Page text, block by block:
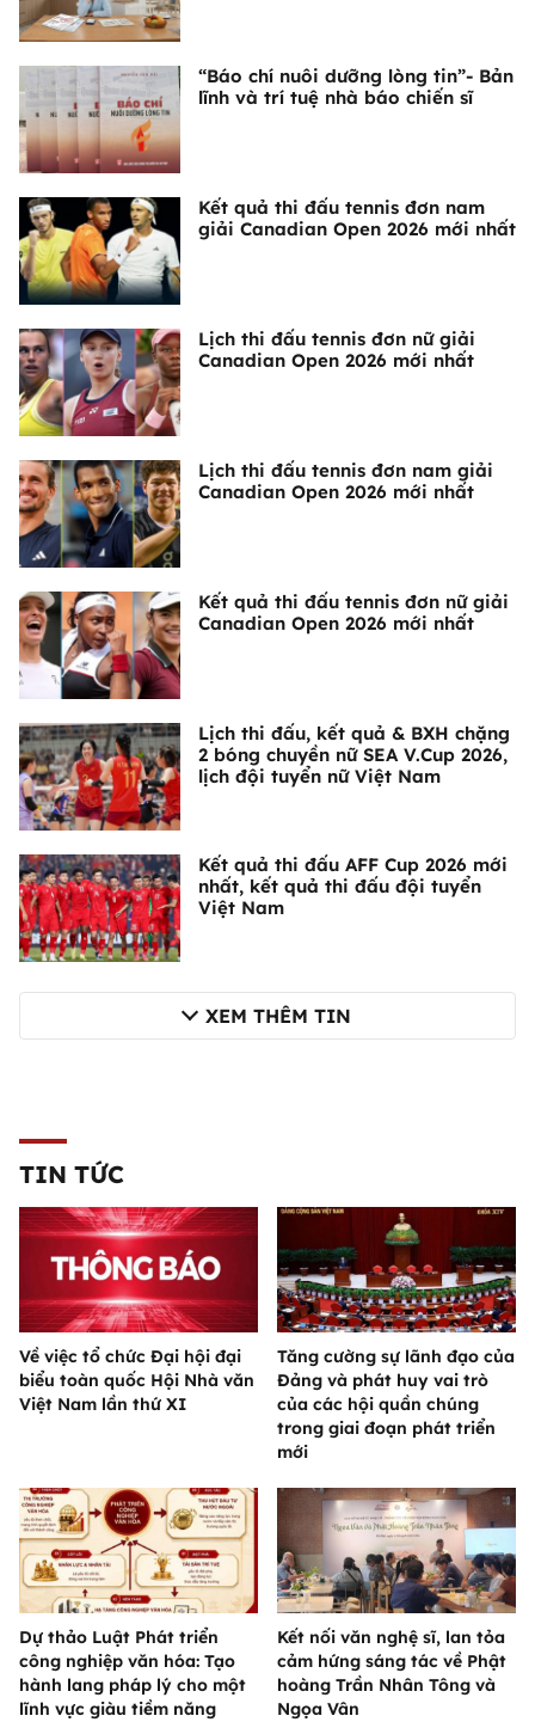
“Báo chí nuôi dưỡng lòng tin”- Bản
lĩnh và trí tuệ nhà báo chiến sĩ
Kết quả thi đấu tennis đơn nam
giải Canadian Open 2026 mới nhất
Lịch thi đấu tennis đơn nữ giải
Canadian Open 2026 mới nhất
Lịch thi đấu tennis đơn nam giải
Canadian Open 2026 mới nhất
Kết quả thi đấu tennis đơn nữ giải
Canadian Open 2026 mới nhất
Lịch thi đấu, kết quả & BXH chặng
2 bóng chuyền nữ SEA V.Cup 2026,
lịch đội tuyển nữ Việt Nam
Kết quả thi đấu AFF Cup 2026 mới
nhất, kết quả thi đấu đội tuyển
Việt Nam
XEM THÊM TIN
TIN TỨC
Về việc tổ chức Đại hội đại
biểu toàn quốc Hội Nhà văn
Việt Nam lần thứ XI
Tăng cường sự lãnh đạo của
Đảng và phát huy vai trò
của các hội quần chúng
trong giai đoạn phát triển
mới
Dự thảo Luật Phát triển
công nghiệp văn hóa: Tạo
hành lang pháp lý cho một
lĩnh vực giàu tiềm năng
Kết nối văn nghệ sĩ, lan tỏa
cảm hứng sáng tác về Phật
hoàng Trần Nhân Tông và
Ngọa Vân